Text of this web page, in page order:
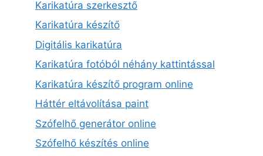
Karikatúra szerkesztő
Karikatúra készítő
Digitális karikatúra
Karikatúra fotóból néhány kattintással
Karikatúra készítő program online
Háttér eltávolítása paint
Szófelhő generátor online
Szófelhő készítés online